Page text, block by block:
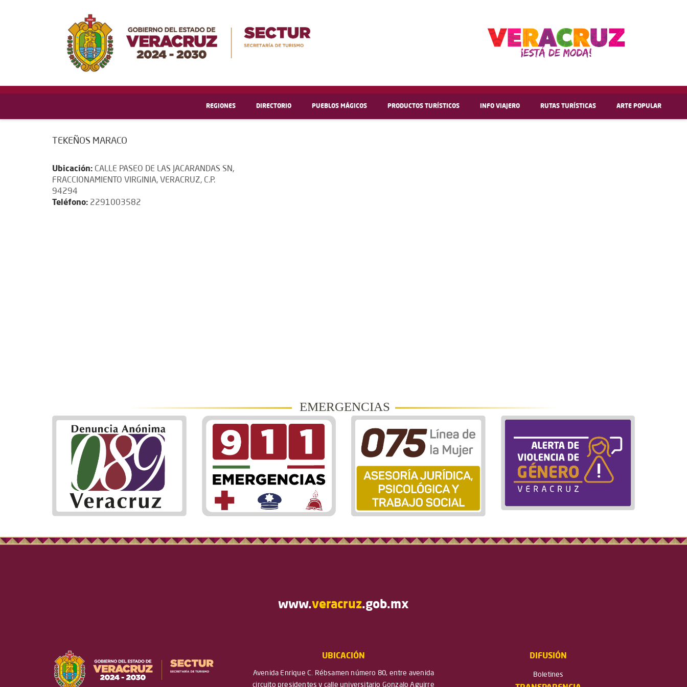
REGIONES DIRECTORIO PUEBLOS MÁGICOS PRODUCTOS TURÍSTICOS INFO VIAJERO RUTAS TURÍSTICAS ARTE POPULAR
TEKEÑOS MARACO
Ubicación: CALLE PASEO DE LAS JACARANDAS SN,
FRACCIONAMIENTO VIRGINIA, VERACRUZ, C.P.
94294
Teléfono: 2291003582
EMERGENCIAS
www.veracruz.gob.mx
UBICACIÓN
Avenida Enrique C. Rébsamen número 80, entre avenida
circuito presidentes y calle universitario Gonzalo Aguirre
DIFUSIÓN
Boletines